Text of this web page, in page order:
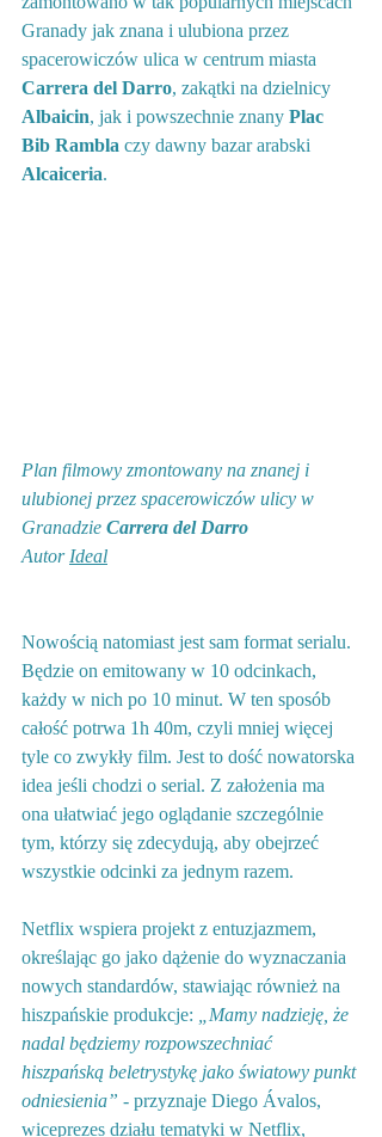
Granady jak znana i ulubiona przez
spacerowiczów ulica w centrum miasta
Carrera del Darro, zakątki na dzielnicy
Albaicin, jak i powszechnie znany Plac
Bib Rambla czy dawny bazar arabski
Alcaiceria.
Plan filmowy zmontowany na znanej i
ulubionej przez spacerowiczów ulicy w
Granadzie Carrera del Darro
Autor Ideal
Nowością natomiast jest sam format serialu.
Będzie on emitowany w 10 odcinkach,
każdy w nich po 10 minut. W ten sposób
całość potrwa 1h 40m, czyli mniej więcej
tyle co zwykły film. Jest to dość nowatorska
idea jeśli chodzi o serial. Z założenia ma
ona ułatwiać jego oglądanie szczególnie
tym, którzy się zdecydują, aby obejrzeć
wszystkie odcinki za jednym razem.
Netflix wspiera projekt z entuzjazmem,
określając go jako dążenie do wyznaczania
nowych standardów, stawiając również na
hiszpańskie produkcje:
„Mamy nadzieję, że
nadal będziemy rozpowszechniać
hiszpańską beletrystykę jako światowy punkt
odniesienia” - przyznaje Diego Ávalos,
wiceprezes działu tematyki w Netflix,